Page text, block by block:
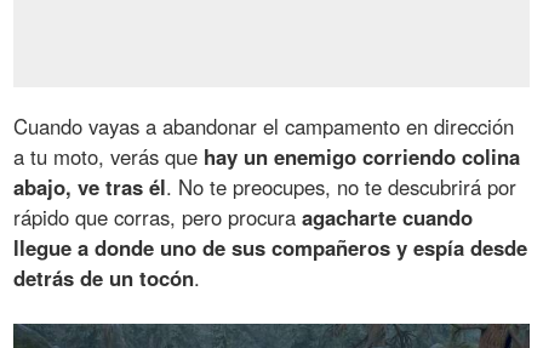
Cuando vayas a abandonar el campamento en dirección
a tu moto, verás que hay un enemigo corriendo colina
abajo, ve tras él. No te preocupes, no te descubrirá por
rápido que corras, pero procuraagacharte cuando
llegue a donde uno de sus compañeros y espía desde
detrás de un tocón.